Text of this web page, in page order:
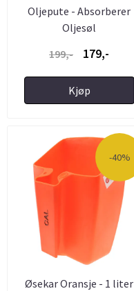
Oljepute - Absorberer
Oljesøl
199,-
179,-
Kjøp
-40%
Øsekar Oransje - 1 liter